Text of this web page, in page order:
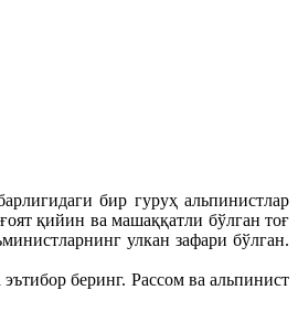
бир гуруҳ альпинистлар
қийин ва машаққатли бўлган тоғ
улкан зафари бўлган.
беринг. Рассом ва альпинист